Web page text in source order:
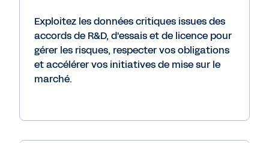
Exploitez les données critiques issues des
accords de R&D, d'essais et de licence pour
gérer les risques, respecter vos obligations
et accélérer vos initiatives de mise sur le
marché.